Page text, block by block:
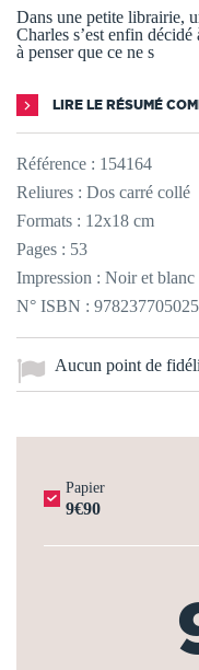
Dans une petite librairie,
Charles s’est enfin
à penser que ce ne s
LIRE LE RÉSUMÉ
Référence : 154164
Reliures : Dos carré collé
Formats : 12x18 cm
Pages : 53
Impression : Noir et blanc
N° ISBN :
Aucun point de
Papier
9€90